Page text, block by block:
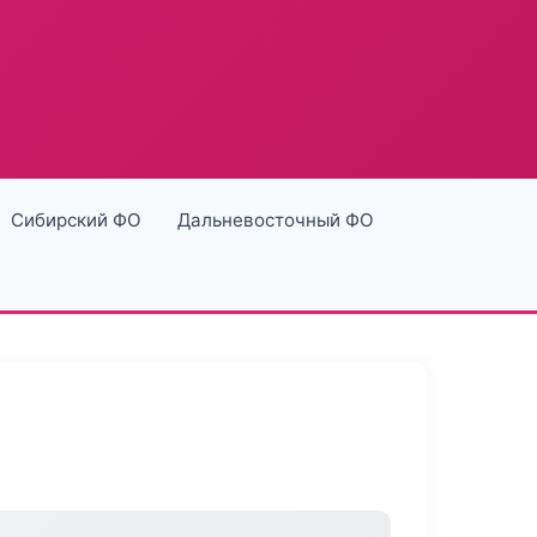
Сибирский ФО Дальневосточный ФО